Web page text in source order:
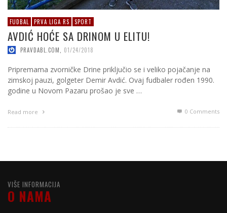
FUDBAL PRVA LIGA RS SPORT
AVDIĆ HOĆE SA DRINOM U ELITU!
PRAVDABL.COM 01/24/2018
Pripremama zvorničke Drine priključio se i veliko pojačanje na
zimskoj pauzi, golgeter Demir Avdić. Ovaj fudbaler rođen 1990.
godine u Novom Pazaru prošao je sve …
Read more 0 Comments
VIŠE INFORMACIJA
O NAMA